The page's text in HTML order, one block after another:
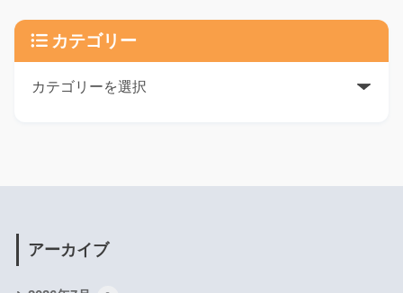
カテゴリー
アーカイブ